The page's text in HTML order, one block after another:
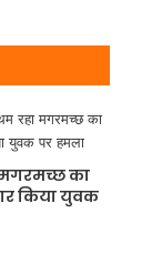
मगरमच्छ का
किया युवक